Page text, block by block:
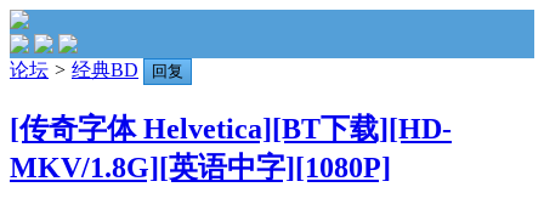
论坛 > 经典BD 回复
[传奇字体 Helvetica][BT下载][HD-
MKV/1.8G][英语中字][1080P]